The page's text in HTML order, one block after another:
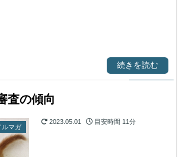
続きを読む
査の傾向
ルマガ
2023.05.01 目安時間 11分